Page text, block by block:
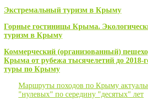
Экстремальный туризм в Крыму
Горные гостиницы Крыма.
туризм в Крыму
Коммерческий (организованный)
Крыма от рубежа тысячелетий до 2018-
туры по Крыму
Маршруты походов по Крыму
"нулевых" по середину "десятых" лет